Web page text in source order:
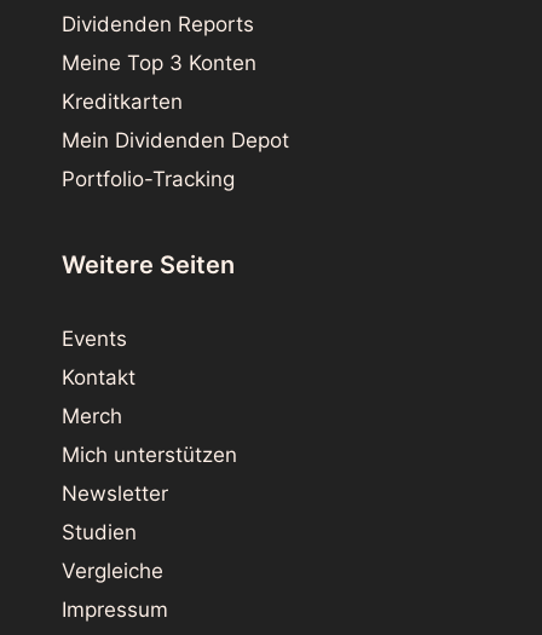
Dividenden Reports
Meine Top 3 Konten
Kreditkarten
Mein Dividenden Depot
Portfolio-Tracking
Weitere Seiten
Events
Kontakt
Merch
Mich unterstützen
Newsletter
Studien
Vergleiche
Impressum